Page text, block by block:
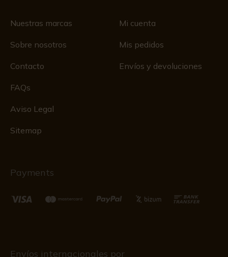
Nuestras marcas
Sobre nosotros
Contacto
FAQs
Aviso Legal
Sitemap
Mi cuenta
Mis pedidos
Envíos y devoluciones
Payments
Envíos internacionales por